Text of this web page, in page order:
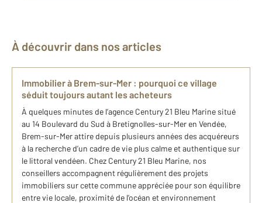
À découvrir dans nos articles
Immobilier à Brem-sur-Mer : pourquoi ce village
séduit toujours autant les acheteurs
À quelques minutes de l’agence Century 21 Bleu Marine situé
au 14 Boulevard du Sud à Bretignolles-sur-Mer en Vendée,
Brem-sur-Mer attire depuis plusieurs années des acquéreurs
à la recherche d’un cadre de vie plus calme et authentique sur
le littoral vendéen. Chez Century 21 Bleu Marine, nos
conseillers accompagnent régulièrement des projets
immobiliers sur cette commune appréciée pour son équilibre
entre vie locale, proximité de l’océan et environnement